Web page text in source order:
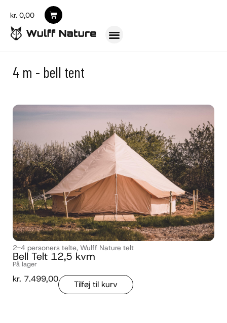
kr. 0,00
4 m - bell tent
2-4 personers telte, Wulff Nature telt
Bell Telt 12,5 kvm
På lager
kr. 7.499,00
Tilføj til kurv